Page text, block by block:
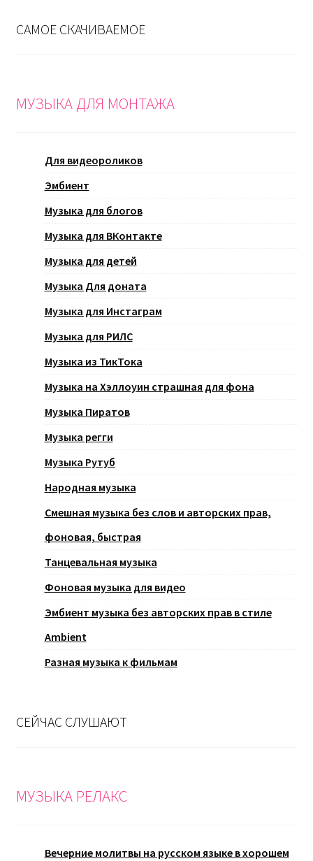
САМОЕ СКАЧИВАЕМОЕ
МУЗЫКА ДЛЯ МОНТАЖА
Для видеороликов
Эмбиент
Музыка для блогов
Музыка для ВКонтакте
Музыка для детей
Музыка Для доната
Музыка для Инстаграм
Музыка для РИЛС
Музыка из ТикТока
Музыка на Хэллоуин страшная для фона
Музыка Пиратов
Музыка регги
Музыка Рутуб
Народная музыка
Смешная музыка без слов и авторских прав,
фоновая, быстрая
Танцевальная музыка
Фоновая музыка для видео
Эмбиент музыка без авторских прав в стиле
Ambient
Разная музыка к фильмам
СЕЙЧАС СЛУШАЮТ
МУЗЫКА РЕЛАКС
Вечерние молитвы на русском языке в хорошем